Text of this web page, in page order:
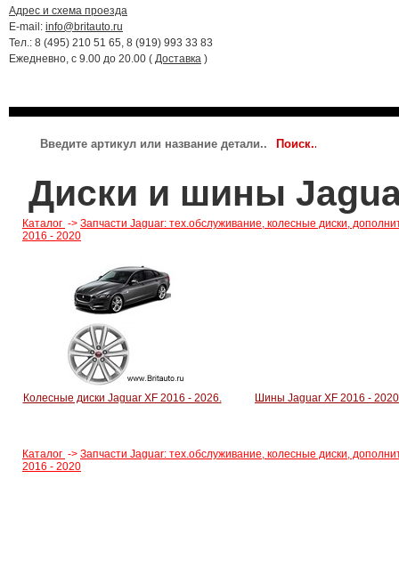
Адрес и схема проезда
E-mail: info@britauto.ru
Тел.: 8 (495) 210 51 65, 8 (919) 993 33 83
Ежедневно, с 9.00 до 20.00 ( Доставка )
Диски и шины
Каталог -> Запчасти Jaguar: тех.обслуживание, колесные диски,
2016 - 2020
Колесные диски Jaguar XF 2016 - 2026. Шины Jaguar XF 2016 - 2020
Каталог -> Запчасти Jaguar: тех.обслуживание, колесные диски,
2016 - 2020